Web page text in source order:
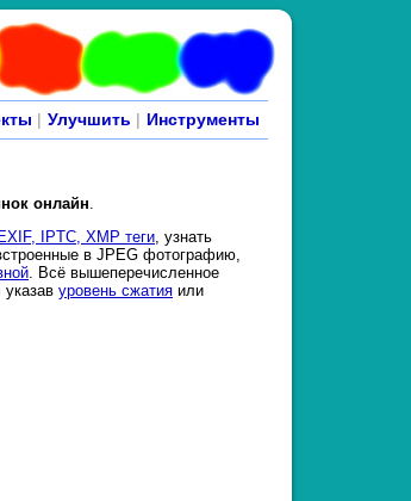
| Улучшить | Инструменты
онлайн.
IPTC, XMP теги, узнать
в JPEG фотографию,
. Всё вышеперечисленное
уровень сжатия или